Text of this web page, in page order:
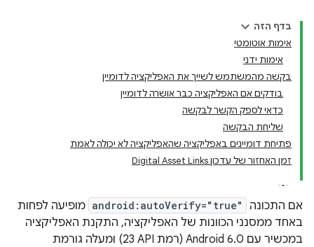
בדף הזה
אימות אוטומטי
אימות ידני
בקשה מהמשתמש לשייך את האפליקציה לדומיין
בודקים אם האפליקציה כבר אושרה לדומיין
כדאי לספק הקשר לבקשה
שליחת הבקשה
פתיחת דומיינים באפליקציה שהאפליקציה לא יכולה לאמת
זמן האחזור של עדכון Digital Asset Links
אם התכונה android:autoVerify="true" מופיעה לפחות
באחד ממסנני הכוונות של האפליקציה, התקנת האפליקציה
במכשיר עם Android 6.0 (רמת API‏ 23) ומעלה גורמת